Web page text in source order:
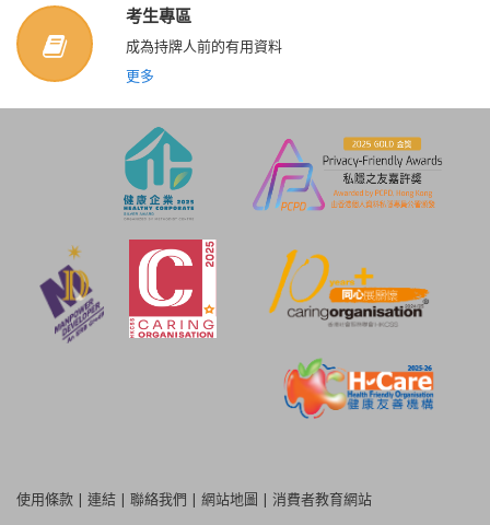
考生專區
成為持牌人前的有用資料
更多
使用條款 | 連結 | 聯絡我們 | 網站地圖 | 消費者教育網站